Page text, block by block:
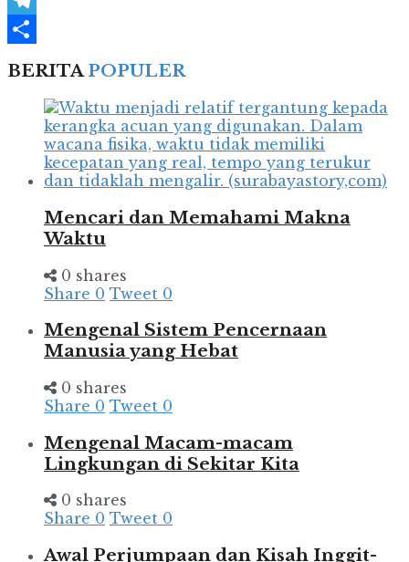
Telegram
BERITAPOPULER
Mencari dan Memahami Makna
Waktu
0 shares
Share 0 Tweet 0
Mengenal Sistem Pencernaan
Manusia yang Hebat
0 shares
Share 0 Tweet 0
Mengenal Macam-macam
Lingkungan di Sekitar Kita
0 shares
Share 0 Tweet 0
Awal Perjumpaan dan Kisah Inggit-